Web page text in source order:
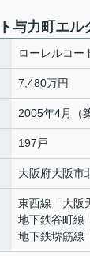
与力町エル
ローレルコー
7,480万円
2005年4月（
197戸
大阪府大阪市
東西線 「大阪
地下鉄谷町線
地下鉄堺筋線